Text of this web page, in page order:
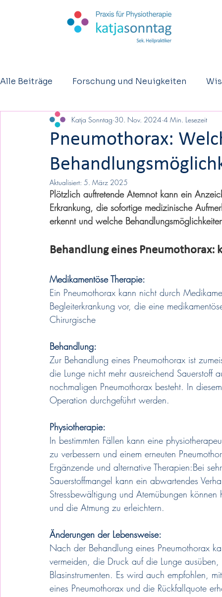
Alle Beiträge Forschung und Neuigkeiten
Kurzberichte Osteopathie Eltern -
Pneumothorax:
Katja Sonntag 30. Nov. 2024 4 Min. Lesezeit
Aktualisiert: 5. März 2025
Plötzlich auftretende Atemnot kann ein
Erkrankung, die sofortige medizinische
erkennt und welche
Behandlung eines Pneumothorax:
Medikamentöse Therapie:
Ein Pneumothorax kann nicht durch
Begleiterkrankung vor, die eine
Chirurgische
Behandlung:
Zur Behandlung eines Pneumothorax ist
die Lunge nicht mehr ausreichend Sauerstoff
nochmaligen Pneumothorax besteht. In
Operation durchgeführt werden.
Physiotherapie:
In bestimmten Fällen kann eine
zu verbessern und einem erneuten
Ergänzende und alternative Therapien:Bei
Sauerstoffmangel kann ein abwartendes
Stressbewältigung und Atemübungen
und die Atmung zu erleichtern.
Änderungen der Lebensweise:
Nach der Behandlung eines Pneumothorax
vermeiden, die Druck auf die Lunge
Blasinstrumenten. Es wird auch empfohlen,
eines Pneumothorax und die Rückfallquote